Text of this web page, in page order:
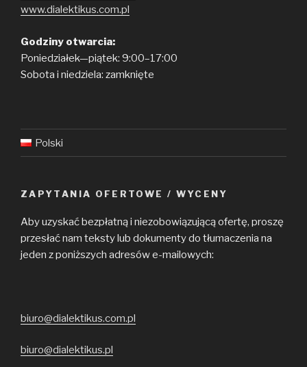
www.dialektikus.com.pl
Godziny otwarcia:
Poniedziałek—piątek: 9:00–17:00
Sobota i niedziela: zamknięte
Polski
ZAPYTANIA OFERTOWE / WYCENY
Aby uzyskać bezpłatną i niezobowiązującą ofertę, proszę
przesłać nam teksty lub dokumenty do tłumaczenia na
jeden z poniższych adresów e-mailowych:
biuro@dialektikus.com.pl
biuro@dialektikus.pl